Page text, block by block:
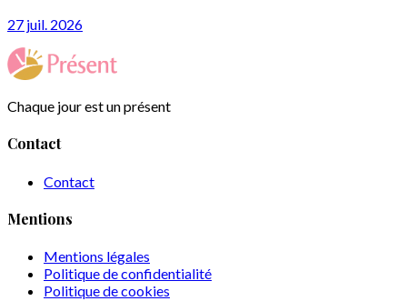
27 juil. 2026
Chaque jour est un présent
Contact
Contact
Mentions
Mentions légales
Politique de confidentialité
Politique de cookies